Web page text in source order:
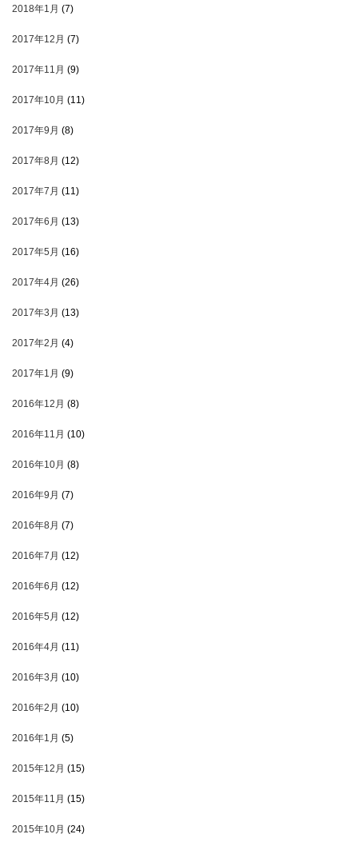
2018年1月 (7)
2017年12月 (7)
2017年11月 (9)
2017年10月 (11)
2017年9月 (8)
2017年8月 (12)
2017年7月 (11)
2017年6月 (13)
2017年5月 (16)
2017年4月 (26)
2017年3月 (13)
2017年2月 (4)
2017年1月 (9)
2016年12月 (8)
2016年11月 (10)
2016年10月 (8)
2016年9月 (7)
2016年8月 (7)
2016年7月 (12)
2016年6月 (12)
2016年5月 (12)
2016年4月 (11)
2016年3月 (10)
2016年2月 (10)
2016年1月 (5)
2015年12月 (15)
2015年11月 (15)
2015年10月 (24)